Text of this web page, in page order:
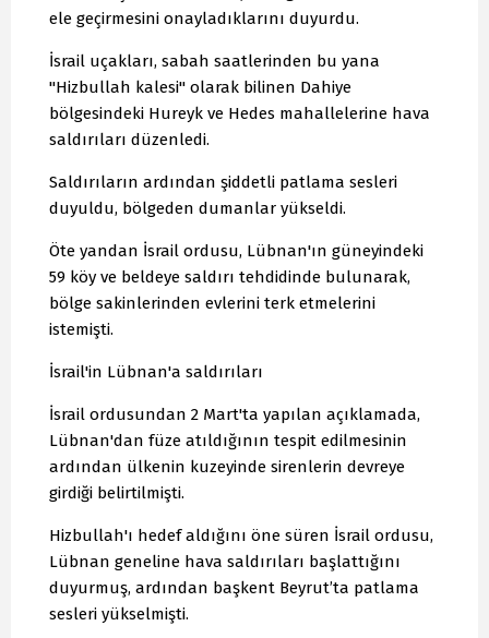
ele geçirmesini onayladıklarını duyurdu.
İsrail uçakları, sabah saatlerinden bu yana
"Hizbullah kalesi" olarak bilinen Dahiye
bölgesindeki Hureyk ve Hedes mahallelerine hava
saldırıları düzenledi.
Saldırıların ardından şiddetli patlama sesleri
duyuldu, bölgeden dumanlar yükseldi.
Öte yandan İsrail ordusu, Lübnan'ın güneyindeki
59 köy ve beldeye saldırı tehdidinde bulunarak,
bölge sakinlerinden evlerini terk etmelerini
istemişti.
İsrail'in Lübnan'a saldırıları
İsrail ordusundan 2 Mart'ta yapılan açıklamada,
Lübnan'dan füze atıldığının tespit edilmesinin
ardından ülkenin kuzeyinde sirenlerin devreye
girdiği belirtilmişti.
Hizbullah'ı hedef aldığını öne süren İsrail ordusu,
Lübnan geneline hava saldırıları başlattığını
duyurmuş, ardından başkent Beyrut’ta patlama
sesleri yükselmişti.